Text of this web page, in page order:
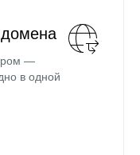
домена
—
в одной